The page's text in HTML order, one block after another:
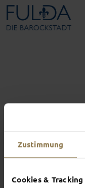
Zustimmung
Cookies & Tracking